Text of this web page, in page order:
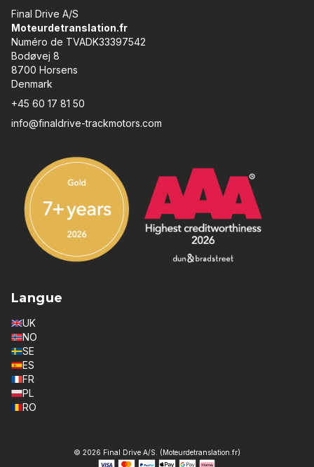
Final Drive A/S
Moteurdetranslation.fr
Numéro de TVADK33397542
Bodøvej 8
8700 Horsens
Denmark
+45 60 17 81 50
info@finaldrive-trackmotors.com
Langue
UK
NO
SE
ES
FR
PL
RO
© 2026 Final Drive A/S. (Moteurdetranslation.fr)